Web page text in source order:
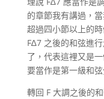
的章節我有講過，
超過四小節以上的
F∆7 之後的和弦進
了，代表這裡又是
要當作是第一級和弦
轉回 F 大調之後的